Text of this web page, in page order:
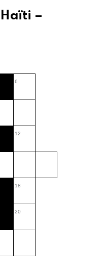
–
6
12
18
20